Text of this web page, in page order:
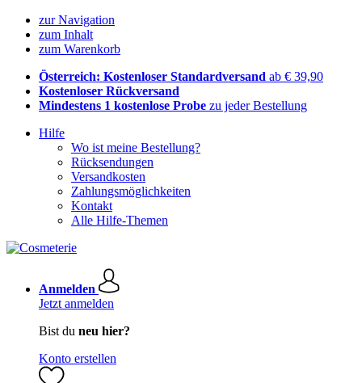
zur Navigation
zum Inhalt
zum Warenkorb
Österreich: Kostenloser Standardversand ab € 39,90
Kostenloser Rückversand
Mindestens 1 kostenlose Probe zu jeder Bestellung
Hilfe
Wo ist meine Bestellung?
Rücksendungen
Versandkosten
Zahlungsmöglichkeiten
Kontakt
Alle Hilfe-Themen
Anmelden
Jetzt anmelden
Bist du neu hier?
Konto erstellen